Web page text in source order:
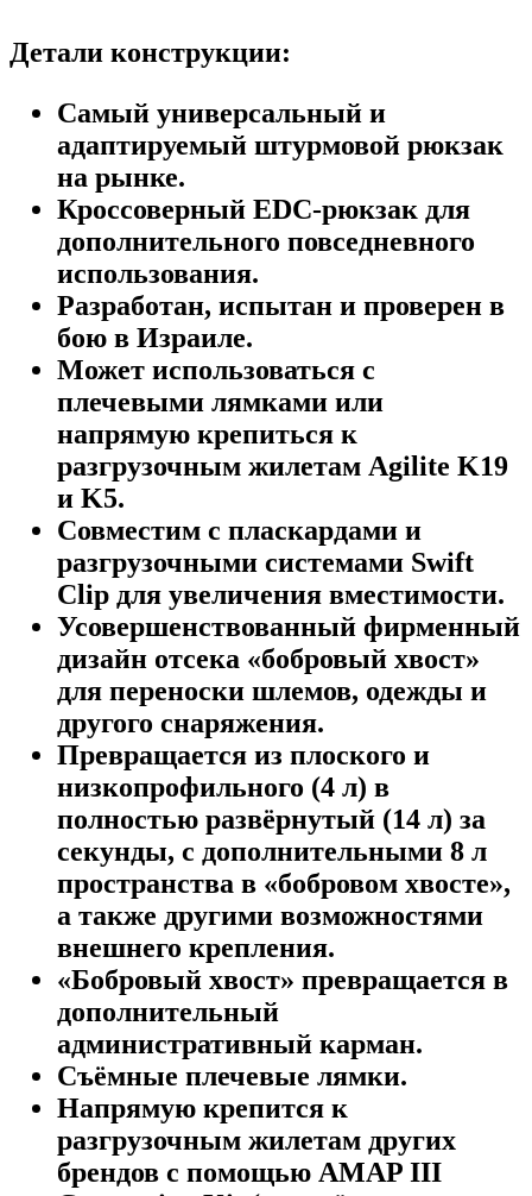
Детали конструкции:
Самый универсальный и
адаптируемый штурмовой рюкзак
на рынке.
Кроссоверный EDC-рюкзак для
дополнительного повседневного
использования.
Разработан, испытан и проверен в
бою в Израиле.
Может использоваться с
плечевыми лямками или
напрямую крепиться к
разгрузочным жилетам Agilite K19
и K5.
Совместим с пласкардами и
разгрузочными системами Swift
Clip для увеличения вместимости.
Усовершенствованный фирменный
дизайн отсека «бобровый хвост»
для переноски шлемов, одежды и
другого снаряжения.
Превращается из плоского и
низкопрофильного (4 л) в
полностью развёрнутый (14 л) за
секунды, с дополнительными 8 л
пространства в «бобровом хвосте»,
а также другими возможностями
внешнего крепления.
«Бобровый хвост» превращается в
дополнительный
административный карман.
Съёмные плечевые лямки.
Напрямую крепится к
разгрузочным жилетам других
брендов с помощью AMAP III